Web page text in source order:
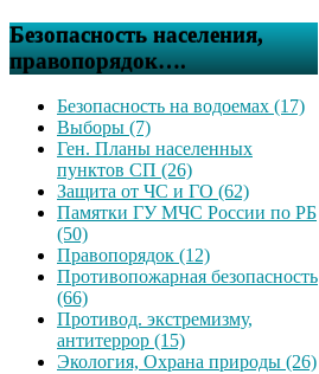
Безопасность населения,
правопорядок….
Безопасность на водоемах (17)
Выборы (7)
Ген. Планы населенных
пунктов СП (26)
Защита от ЧС и ГО (62)
Памятки ГУ МЧС России по РБ
(50)
Правопорядок (12)
Противопожарная безопасность
(66)
Противод. экстремизму,
антитеррор (15)
Экология, Охрана природы (26)